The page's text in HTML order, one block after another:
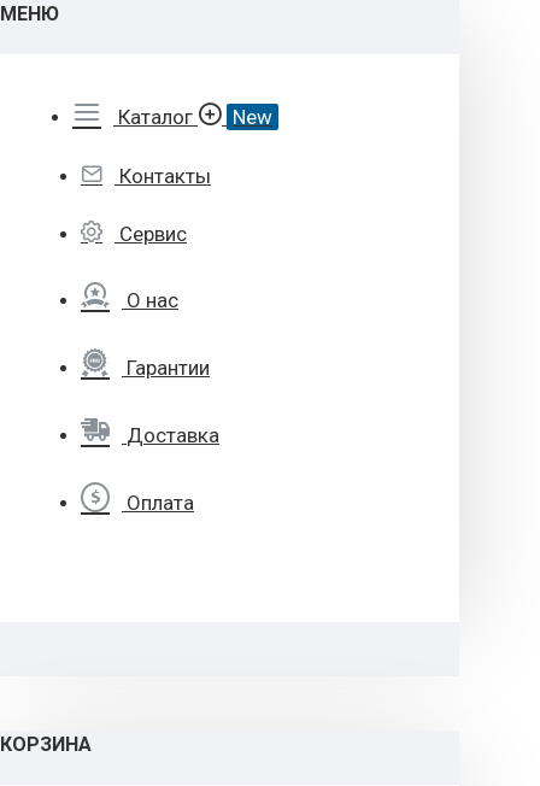
МЕНЮ
Каталог New
Контакты
Сервис
О нас
Гарантии
Доставка
Оплата
КОРЗИНА